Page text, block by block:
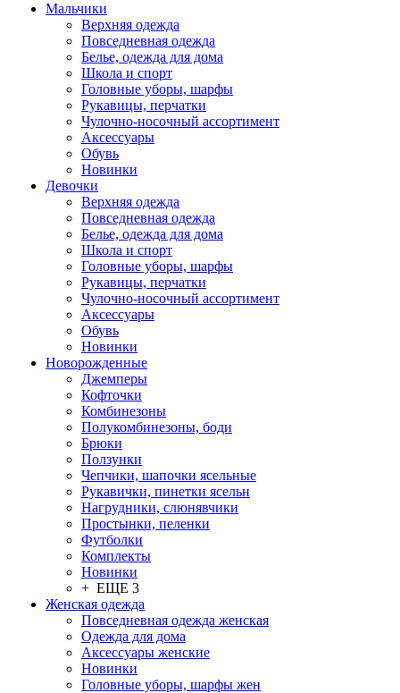
Мальчики
Верхняя одежда
Повседневная одежда
Белье, одежда для дома
Школа и спорт
Головные уборы, шарфы
Рукавицы, перчатки
Чулочно-носочный ассортимент
Аксессуары
Обувь
Новинки
Девочки
Верхняя одежда
Повседневная одежда
Белье, одежда для дома
Школа и спорт
Головные уборы, шарфы
Рукавицы, перчатки
Чулочно-носочный ассортимент
Аксессуары
Обувь
Новинки
Новорожденные
Джемперы
Кофточки
Комбинезоны
Полукомбинезоны, боди
Брюки
Ползунки
Чепчики, шапочки ясельные
Рукавички, пинетки ясельн
Нагрудники, слюнявчики
Простынки, пеленки
Футболки
Комплекты
Новинки
+ ЕЩЕ 3
Женская одежда
Повседневная одежда женская
Одежда для дома
Аксессуары женские
Новинки
Головные уборы, шарфы жен